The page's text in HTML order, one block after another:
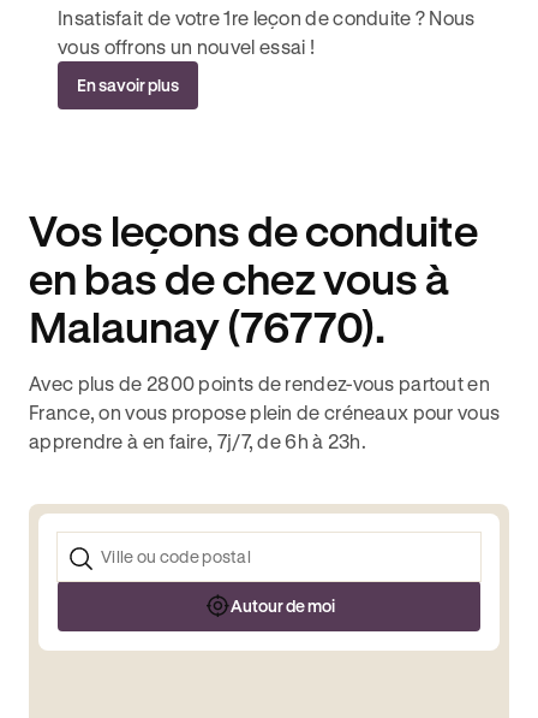
Insatisfait de votre 1re leçon de conduite ? Nous
vous offrons un nouvel essai !
En savoir plus
Vos leçons de conduite
en bas de chez vous à
Malaunay (76770).
Avec plus de 2800 points de rendez-vous partout en
France, on vous propose plein de créneaux pour vous
apprendre à en faire, 7j/7, de 6h à 23h.
Autour de moi